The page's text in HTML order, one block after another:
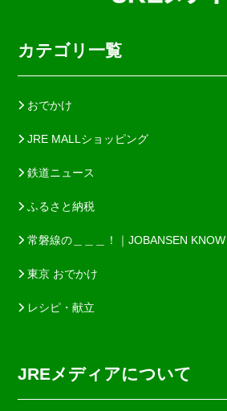
カテゴリ一覧
おでかけ
JRE MALLショッピング
鉄道ニュース
ふるさと納税
常磐線の＿＿＿！｜JOBANSEN KNOW
東京 おでかけ
レシピ・献立
JREメディアについて